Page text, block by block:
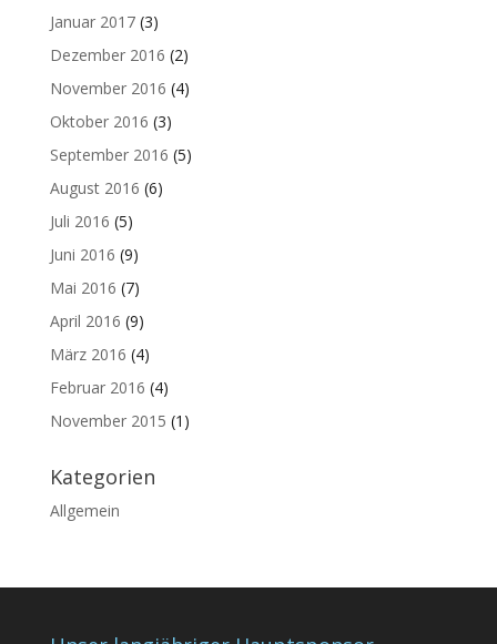
Januar 2017(3)
Dezember 2016 (2)
November 2016 (4)
Oktober 2016 (3)
September 2016 (5)
August 2016 (6)
Juli 2016 (5)
Juni 2016 (9)
Mai 2016 (7)
April 2016 (9)
März 2016 (4)
Februar 2016 (4)
November 2015 (1)
Kategorien
Allgemein